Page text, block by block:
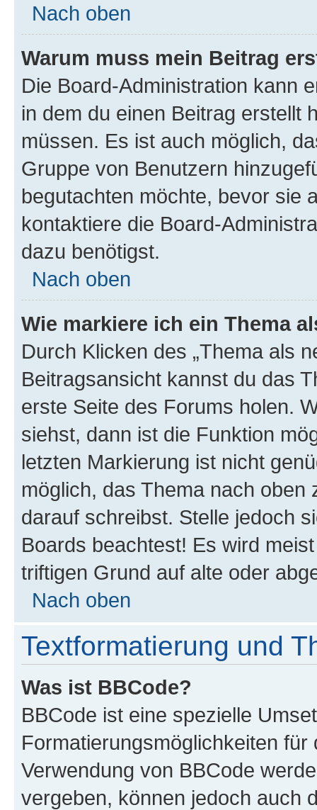
Nach oben
Warum muss mein Beitrag
Die Board-Administration kann
in dem du einen Beitrag erstellt
müssen. Es ist auch möglich,
Gruppe von Benutzern
begutachten möchte, bevor sie
kontaktiere die Board-
dazu benötigst.
Nach oben
Wie markiere ich ein Thema
Durch Klicken des „Thema als
Beitragsansicht kannst du das
erste Seite des Forums holen.
siehst, dann ist die Funktion
letzten Markierung ist nicht
möglich, das Thema nach oben
darauf schreibst. Stelle jedoch
Boards beachtest! Es wird
triftigen Grund auf alte oder
Nach oben
Textformatierung und
Was ist BBCode?
BBCode ist eine spezielle
Formatierungsmöglichkeiten
Verwendung von BBCode
vergeben, können jedoch auch